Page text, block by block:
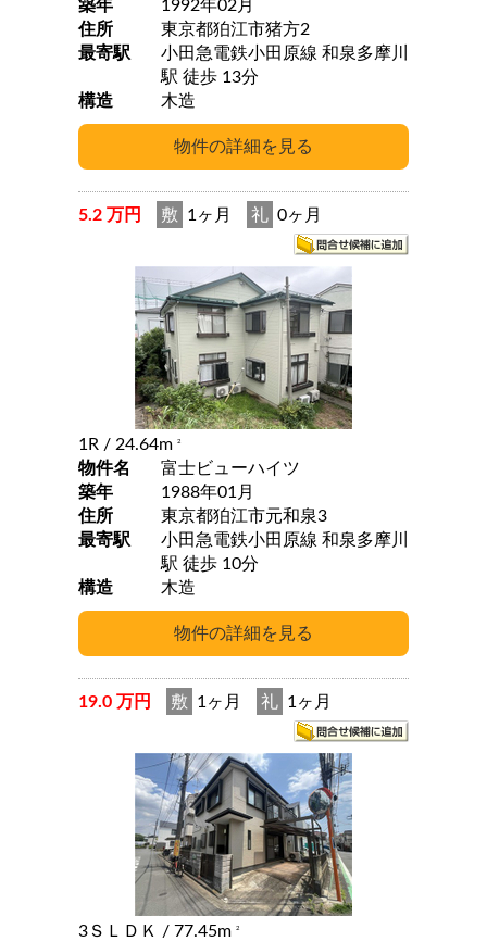
築年
1992年02月
住所
東京都狛江市猪方2
最寄駅
小田急電鉄小田原線 和泉多摩川
駅 徒歩 13分
構造
木造
5.2 万円 敷 1ヶ月 礼 0ヶ月
1R / 24.64m 2
物件名
富士ビューハイツ
築年
1988年01月
住所
東京都狛江市元和泉3
最寄駅
小田急電鉄小田原線 和泉多摩川
駅 徒歩 10分
構造
木造
19.0 万円 敷 1ヶ月 礼 1ヶ月
3ＳＬＤＫ / 77.45m 2